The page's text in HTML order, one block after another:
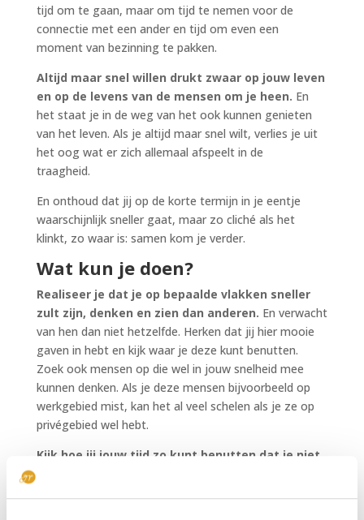
tijd om te gaan, maar om tijd te nemen voor de
connectie met een ander en tijd om even een
moment van bezinning te pakken.
Altijd maar snel willen drukt zwaar op jouw leven
en op de levens van de mensen om je heen. En
het staat je in de weg van het ook kunnen genieten
van het leven. Als je altijd maar snel wilt, verlies je uit
het oog wat er zich allemaal afspeelt in de
traagheid.
En onthoud dat jij op de korte termijn in je eentje
waarschijnlijk sneller gaat, maar zo cliché als het
klinkt, zo waar is: samen kom je verder.
Wat kun je doen?
Realiseer je dat je op bepaalde vlakken sneller
zult zijn, denken en zien dan anderen. En verwacht
van hen dan niet hetzelfde. Herken dat jij hier mooie
gaven in hebt en kijk waar je deze kunt benutten.
Zoek ook mensen op die wel in jouw snelheid mee
kunnen denken. Als je deze mensen bijvoorbeeld op
werkgebied mist, kan het al veel schelen als je ze op
privégebied wel hebt.
Kijk hoe jij jouw tijd zo kunt benutten dat je niet